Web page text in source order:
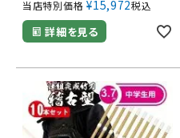
当店特別価格 ¥15,972税込
詳細を見る